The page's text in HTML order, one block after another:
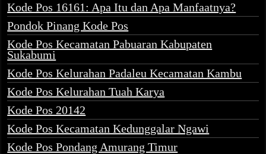
Kode Pos 16161: Apa Itu dan Apa Manfaatnya?
Pondok Pinang Kode Pos
Kode Pos Kecamatan Pabuaran Kabupaten
Sukabumi
Kode Pos Kelurahan Padaleu Kecamatan Kambu
Kode Pos Kelurahan Tuah Karya
Kode Pos 20142
Kode Pos Kecamatan Kedunggalar Ngawi
Kode Pos Pondang Amurang Timur